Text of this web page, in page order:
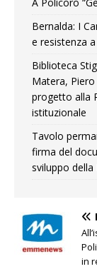
Bernalda: I
e resistenza
Biblioteca
Matera,
progetto alla
istituzionale
Tavolo
firma del
sviluppo della
in